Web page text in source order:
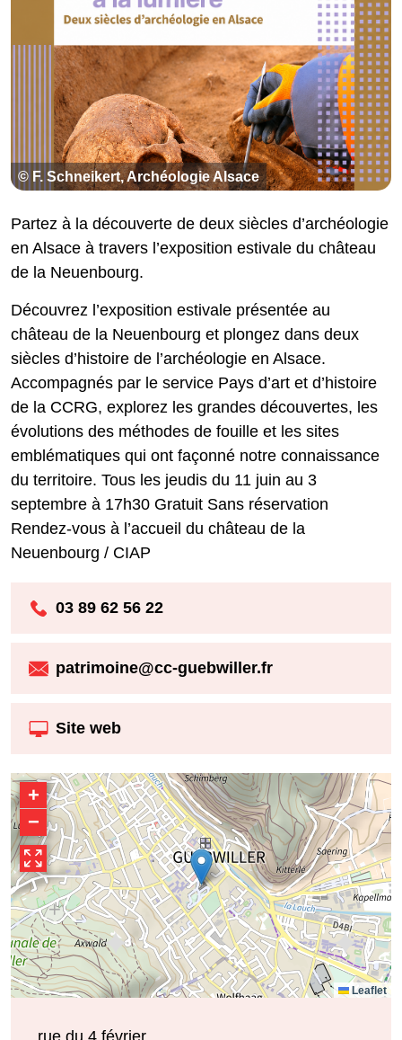
© F. Schneikert, Archéologie Alsace
Partez à la découverte de deux siècles d’archéologie
en Alsace à travers l’exposition estivale du château
de la Neuenbourg.
Découvrez l’exposition estivale présentée au
château de la Neuenbourg et plongez dans deux
siècles d’histoire de l’archéologie en Alsace.
Accompagnés par le service Pays d’art et d’histoire
de la CCRG, explorez les grandes découvertes, les
évolutions des méthodes de fouille et les sites
emblématiques qui ont façonné notre connaissance
du territoire. Tous les jeudis du 11 juin au 3
septembre à 17h30 Gratuit Sans réservation
Rendez-vous à l’accueil du château de la
Neuenbourg / CIAP
03 89 62 56 22
patrimoine@cc-guebwiller.fr
Site web
+
−
Leaflet